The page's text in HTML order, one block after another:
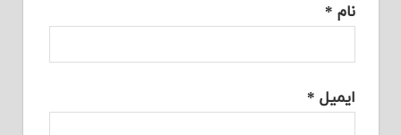
نام *
ایمیل *